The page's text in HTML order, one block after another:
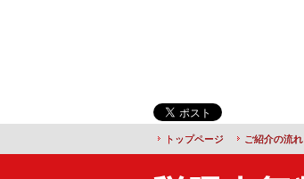
トップページ ご紹介の流れ